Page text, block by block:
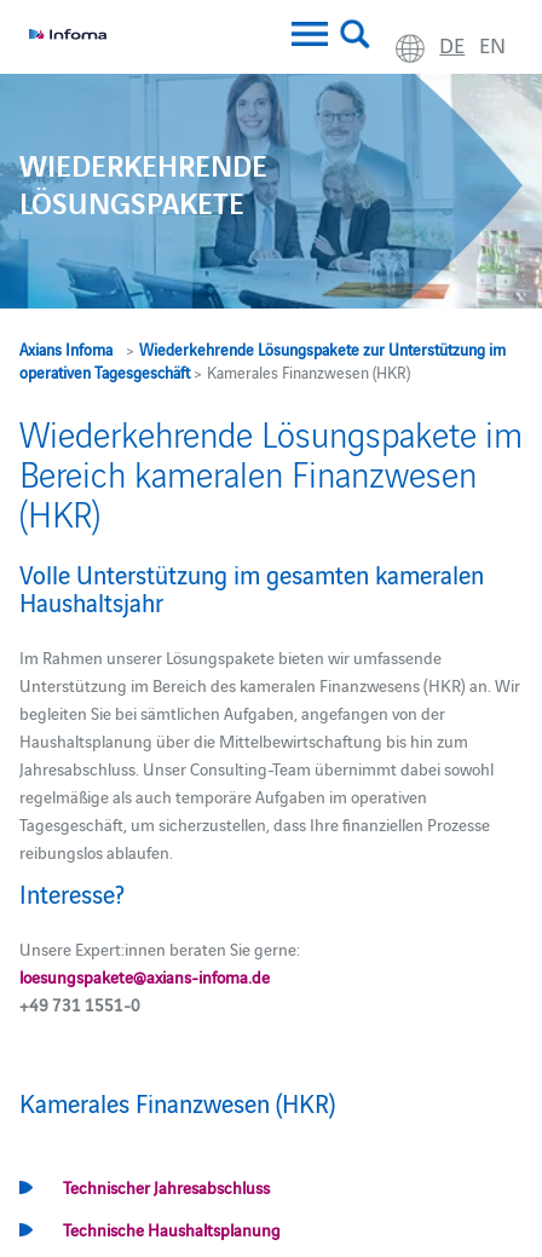
DE EN
WIEDERKEHRENDE
LÖSUNGSPAKETE
Axians Infoma> Wiederkehrende Lösungspakete zur Unterstützung im
operativen Tagesgeschäft> Kamerales Finanzwesen (HKR)
Wiederkehrende Lösungspakete im
Bereich kameralen Finanzwesen
(HKR)
Volle Unterstützung im gesamten kameralen
Haushaltsjahr
Im Rahmen unserer Lösungspakete bieten wir umfassende
Unterstützung im Bereich des kameralen Finanzwesens (HKR) an. Wir
begleiten Sie bei sämtlichen Aufgaben, angefangen von der
Haushaltsplanung über die Mittelbewirtschaftung bis hin zum
Jahresabschluss. Unser Consulting-Team übernimmt dabei sowohl
regelmäßige als auch temporäre Aufgaben im operativen
Tagesgeschäft, um sicherzustellen, dass Ihre finanziellen Prozesse
reibungslos ablaufen.
Interesse?
Unsere Expert:innen beraten Sie gerne:
loesungspakete@axians-infoma.de
+49 731 1551-0
Kamerales Finanzwesen (HKR)
Technischer Jahresabschluss
Technische Haushaltsplanung